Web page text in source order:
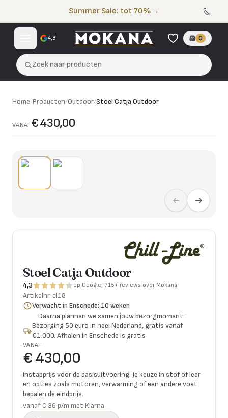
Summer Sale: tot 70% →
4,3 0
Zoek naar producten
Home/Producten/Outdoor/Stoel Catja Outdoor
VANAF€ 430,00
Stoel Catja Outdoor
4,3 op Google, 715+ reviews over Mokana
Artikelnr. cl18
Verwacht in Enschede: 10 weken
Daarna plannen we samen jouw bezorgmoment.
Bezorging 50 euro in heel Nederland, gratis vanaf
€1.000. Afhalen in Enschede is gratis
VANAF
€ 430,00
Instapprijs voor de basisuitvoering. Je keuze in stof of leer
en opties zoals motoren, verwarming of een andere voet
bepalen de eindprijs.
vanaf € 36 p/m met Klarna